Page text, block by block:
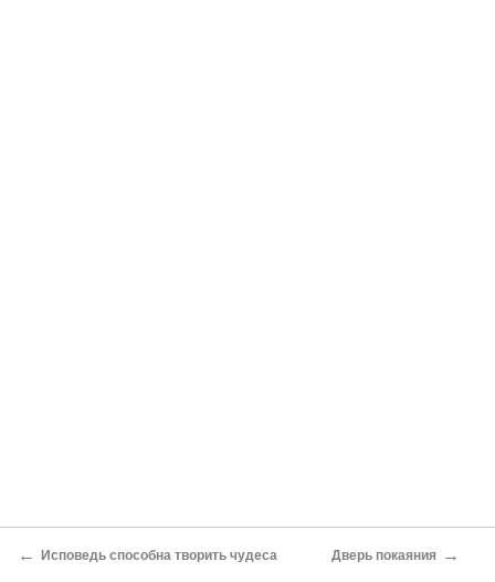
← Исповедь способна творить чудеса Дверь покаяния →